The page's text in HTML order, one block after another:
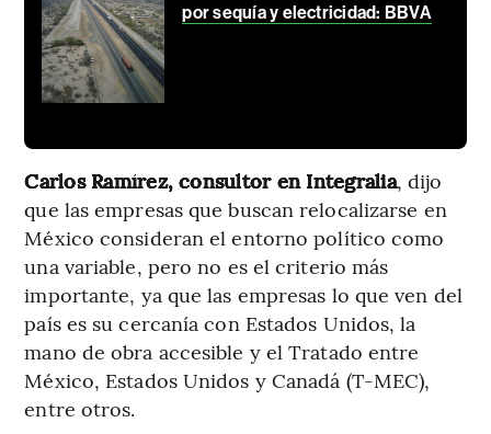
por sequía y electricidad: BBVA
Carlos Ramírez, consultor en Integralia, dijo
que las empresas que buscan relocalizarse en
México consideran el entorno político como
una variable, pero no es el criterio más
importante, ya que las empresas lo que ven del
país es su cercanía con Estados Unidos, la
mano de obra accesible y el Tratado entre
México, Estados Unidos y Canadá (T-MEC),
entre otros.